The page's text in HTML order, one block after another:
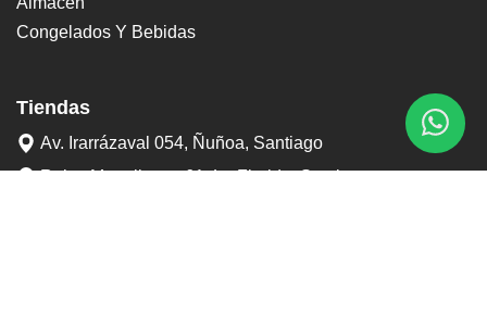
Congelados Y Bebidas
Tiendas
Av. Irarrázaval 054, Ñuñoa, Santiago
Rojas Magallanes 61, La Florida, Santiago